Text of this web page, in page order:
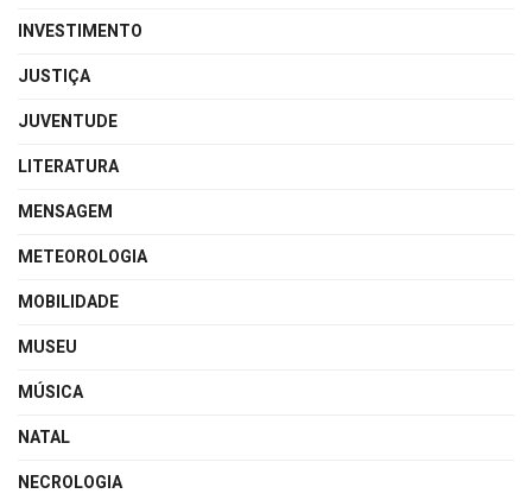
INVESTIMENTO
JUSTIÇA
JUVENTUDE
LITERATURA
MENSAGEM
METEOROLOGIA
MOBILIDADE
MUSEU
MÚSICA
NATAL
NECROLOGIA